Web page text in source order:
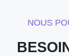
NOUS